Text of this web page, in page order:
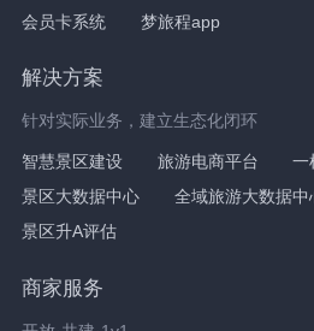
会员卡系统
梦旅程app
解决方案
针对实际业务，建立生态化闭环
智慧景区建设 旅游电商平台 一
景区大数据中心
全域旅游大数据中
景区升A评估
商家服务